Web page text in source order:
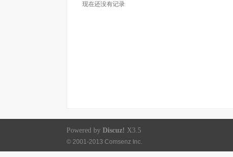
现在还没有记录
Powered by Discuz! X3.5
© 2001-2013 Comsenz Inc.